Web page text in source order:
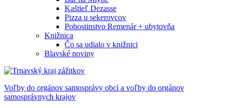
Kaštieľ Dezasse
Pizza u sekerovcov
Pohostinstvo Remenár + ubytovňa
Knižnica
Čo sa udialo v knižnici
Blavské noviny
Voľby do orgánov samosprávy obcí a voľby do orgánov
samosprávnych krajov